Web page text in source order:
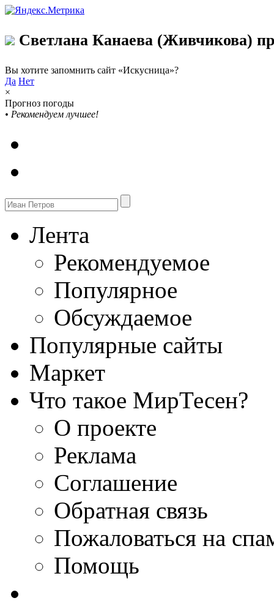
Светлана Канаева (Живчикова)
Вы хотите запомнить сайт «Искусница»?
Да Нет
×
Прогноз погоды
• Рекомендуем лучшее!
Лента
Рекомендуемое
Популярное
Обсуждаемое
Популярные сайты
Маркет
Что такое МирТесен?
О проекте
Реклама
Соглашение
Обратная связь
Пожаловаться на
Помощь